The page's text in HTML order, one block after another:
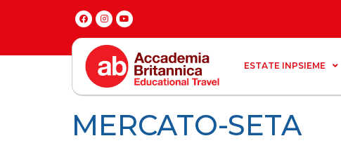
ESTATE INPSIEME
MERCATO-SETA